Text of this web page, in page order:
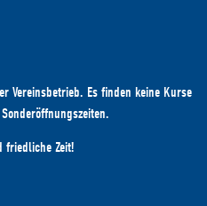
Vereinsbetrieb. Es finden keine Kurse
friedliche Zeit!